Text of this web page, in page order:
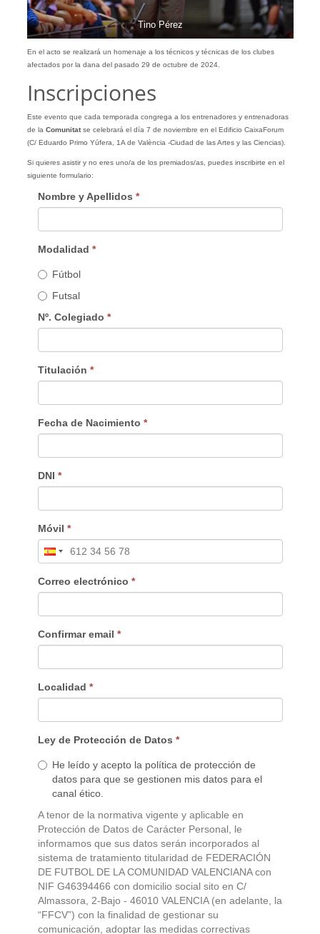
Tino Pérez
En el acto se realizará un homenaje a los técnicos y técnicas de los clubes
afectados por la dana del pasado 29 de octubre de 2024.
Inscripciones
Este evento que cada temporada congrega a los entrenadores y entrenadoras
de la Comunitatse celebrará el día 7 de noviembre en el Edificio CaixaForum
(C/ Eduardo Primo Yúfera, 1A de València -Ciudad de las Artes y las Ciencias).
Si quieres asistir y no eres uno/a de los premiados/as, puedes inscribirte en el
siguiente formulario:
Nombre y Apellidos *
Modalidad *
Fútbol
Futsal
Nº. Colegiado *
Titulación *
Fecha de Nacimiento *
DNI *
Móvil *
Correo electrónico *
Confirmar email *
Localidad *
Ley de Protección de Datos *
He leído y acepto la política de protección de
datos para que se gestionen mis datos para el
canal ético.
A tenor de la normativa vigente y aplicable en
Protección de Datos de Carácter Personal, le
informamos que sus datos serán incorporados al
sistema de tratamiento titularidad de FEDERACIÓN
DE FUTBOL DE LA COMUNIDAD VALENCIANA con
NIF G46394466 con domicilio social sito en C/
Almassora, 2-Bajo - 46010 VALENCIA (en adelante, la
“FFCV”) con la finalidad de gestionar su
comunicación, adoptar las medidas correctivas